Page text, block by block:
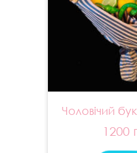
Чоловічий
1200